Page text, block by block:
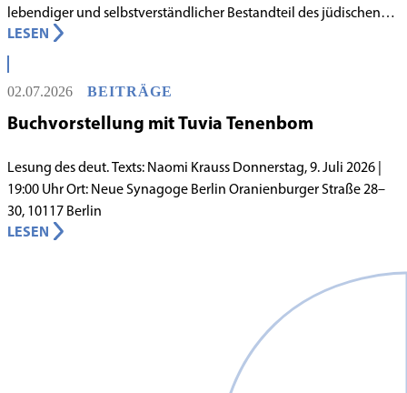
lebendiger und selbstverständlicher Bestandteil des jüdischen
Lebens in Berlin gilt, begann in den 1980er-Jahren unter
schwierigen Voraussetzungen. Vor dem Hintergrund eines
innergemeindlichen Wandels entstand bereits 1983 die Idee, eine
jüdische Grundschule zu gründen.
LESEN
02.07.2026 BEITRÄGE
Buchvorstellung mit Tuvia Tenenbom
Lesung des deut. Texts: Naomi Krauss Donnerstag, 9. Juli 2026 |
19:00 Uhr Ort: Neue Synagoge Berlin Oranienburger Straße 28–
30, 10117 Berlin
LESEN